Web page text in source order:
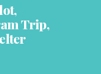
Trip,